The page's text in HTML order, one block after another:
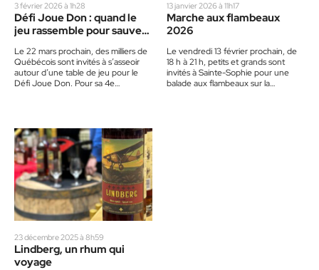
3 février 2026 à 1h28
Défi Joue Don : quand le
jeu rassemble pour sauver
Le 22 mars prochain, des milliers de
Québécois sont invités à s’asseoir
autour d’une table de jeu pour le
Défi Joue Don. Pour sa 4e…
13 janvier 2026 à 11h17
Marche aux flambeaux
2026
Le vendredi 13 février prochain, de
18 h à 21 h, petits et grands sont
invités à Sainte-Sophie pour une
balade aux flambeaux sur la…
23 décembre 2025 à 8h59
Lindberg, un rhum qui
voyage